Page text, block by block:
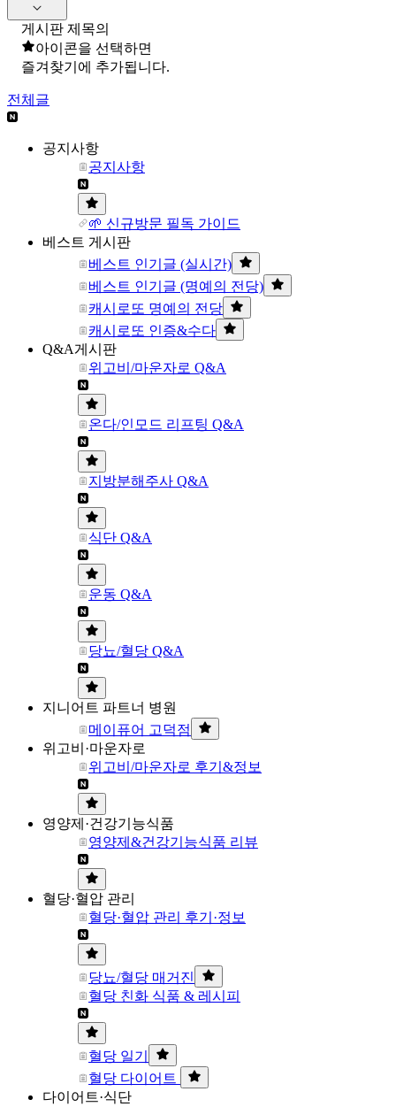
게시판 제목의
아이콘을 선택하면
즐겨찾기에 추가됩니다.
전체글
공지사항
공지사항
🌱 신규방문 필독 가이드
베스트 게시판
베스트 인기글 (실시간)
베스트 인기글 (명예의 전당)
캐시로또 명예의 전당
캐시로또 인증&수다
Q&A게시판
위고비/마운자로 Q&A
온다/인모드 리프팅 Q&A
지방분해주사 Q&A
식단 Q&A
운동 Q&A
당뇨/혈당 Q&A
지니어트 파트너 병원
메이퓨어 고덕점
위고비·마운자로
위고비/마운자로 후기&정보
영양제·건강기능식품
영양제&건강기능식품 리뷰
혈당·혈압 관리
혈당·혈압 관리 후기·정보
당뇨/혈당 매거진
혈당 친화 식품 & 레시피
혈당 일기
혈당 다이어트
다이어트·식단